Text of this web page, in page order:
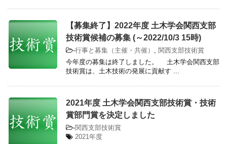
【募集終了】2022年度 土木学会関西支部
技術賞候補の募集 (～2022/10/3 15時)
-行事と募集（主催・共催） , 関西支部技術賞
今年度の募集は終了しました。 土木学会関西支部
技術賞は、土木技術の発展に貢献す ...
2021年度 土木学会関西支部技術賞・技術
賞部門賞を決定しました
-関西支部技術賞
2021年度